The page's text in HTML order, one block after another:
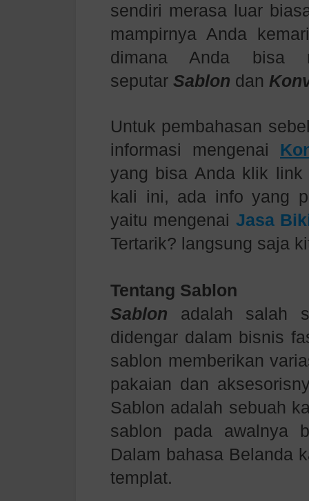
sendiri merasa luar
mampirnya Anda
dimana Anda bisa
seputar Sablon dan
Untuk pembahasan
informasi mengenai
yang bisa Anda klik
kali ini, ada info yang
yaitu mengenai Jasa
Tertarik? langsung saja
Tentang Sablon
Sablon adalah salah
didengar dalam bisnis
sablon memberikan
pakaian dan
Sablon adalah sebuah
sablon pada awalnya
Dalam bahasa Belanda
templat.